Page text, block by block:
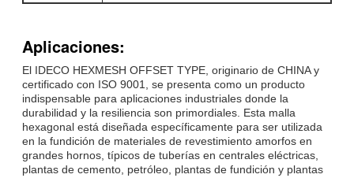
Aplicaciones:
El IDECO HEXMESH OFFSET TYPE, originario de CHINA y
certificado con ISO 9001, se presenta como un producto
indispensable para aplicaciones industriales donde la
durabilidad y la resiliencia son primordiales. Esta malla
hexagonal está diseñada específicamente para ser utilizada
en la fundición de materiales de revestimiento amorfos en
grandes hornos, típicos de tuberías en centrales eléctricas,
plantas de cemento, petróleo, plantas de fundición y plantas